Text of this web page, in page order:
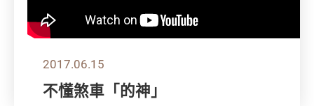
2017.06.15
不懂煞車「的神」